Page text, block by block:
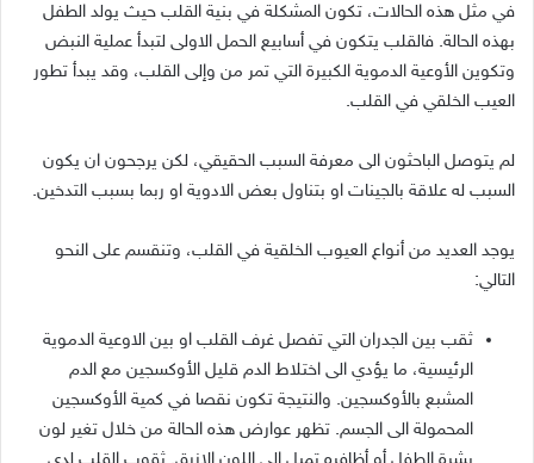
في مثل هذه الحالات، تكون المشكلة في بنية القلب حيث يولد الطفل
بهذه الحالة. فالقلب يتكون في أسابيع الحمل الاولى لتبدأ عملية النبض
وتكوين الأوعية الدموية الكبيرة التي تمر من وإلى القلب، وقد يبدأ تطور
العيب الخلقي في القلب.
لم يتوصل الباحثون الى معرفة السبب الحقيقي، لكن يرجحون ان يكون
السبب له علاقة بالجينات او بتناول بعض الادوية او ربما بسبب التدخين.
يوجد العديد من أنواع العيوب الخلقية في القلب، وتنقسم على النحو
التالي:
ثقب بين الجدران التي تفصل غرف القلب او بين الاوعية الدموية
الرئيسية، ما يؤدي الى اختلاط الدم قليل الأوكسجين مع الدم
المشبع بالأوكسجين. والنتيجة تكون نقصا في كمية الأوكسجين
المحمولة الى الجسم. تظهر عوارض هذه الحالة من خلال تغير لون